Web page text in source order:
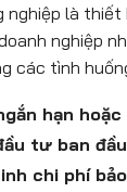
nghiệp là
nghiệp
các tình
hạn
tư ban đầu
chi phí